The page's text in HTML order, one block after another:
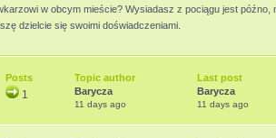
w obcym mieście? Wysiadasz z pociągu jest późno,
dzielcie się swoimi doświadczeniami.
Posts
1
Topic author
Barycza
11 days ago
Last post
Barycza
11 days ago